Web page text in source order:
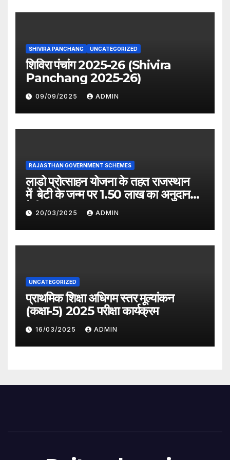
SHIVIRA PANCHANG UNCATEGORIZED
शिविरा पंचांग 2025-26 (Shivira
Panchang 2025-26)
09/09/2025 ADMIN
RAJASTHAN GOVERNMENT SCHEMES
लाडो प्रोत्साहन योजना के तहत राजस्थान
में बेटी के जन्म पर 1.50 लाख का अनुदान
देगी सरकार
20/03/2025 ADMIN
UNCATEGORIZED
प्राथमिक शिक्षा अधिगम स्तर मूल्यांकन
(कक्षा-5) 2025 परीक्षा कार्यक्रम
16/03/2025 ADMIN